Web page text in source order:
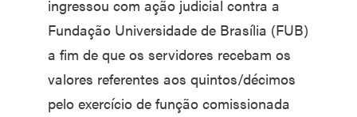
ingressou com ação judicial contra a
Fundação Universidade de Brasília (FUB)
a fim de que os servidores recebam os
valores referentes aos quintos/décimos
pelo exercício de função comissionada